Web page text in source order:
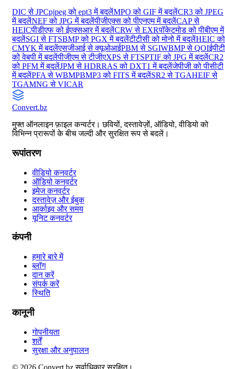
DIC से JPCpjpeg को ept3 में बदलेंMPO को GIF में बदलेंCR3 को JPEG
में बदलेंNEF को JPG में बदलेंपीजीएक्स को पीएनएम में बदलेंCAP से
HEICपीडीएफ को ईएक्सआर में बदलेंCRW से EXRपॉकेटमोड को पीबीएम में
बदलेंSGI से FTSBMP को PGX में बदलेंटीटीसी को मोनो में बदलेंHEIC को
CMYK में बदलेंएसजीआई से क्यूओआईPBM से SGIWBMP से QOI
को वेबपी में बदलेंपीजीएम से टीजीएXPS से FTSPTIF को JPG में बदलेंCR2
को PFM में बदलेंJPM से HDRRAS को DXT1 में बदलेंजेपीजी को पीसीटी
में बदलेंPFA से WBMPBMP3 को FITS में बदलेंSR2 से TGAHEIF से
TGAMNG से VICAR
Convert.bz
मुफ्त ऑनलाइन फ़ाइल कन्वर्टर। छवियों, दस्तावेज़ों, ऑडियो, वीडियो को
विभिन्न प्रारूपों के बीच जल्दी और सुरक्षित रूप से बदलें।
रूपांतरण
वीडियो कनवर्टर
ऑडियो कनवर्टर
इमेज कनवर्टर
दस्तावेज़ और ईबुक
आर्काइव और समय
यूनिट कनवर्टर
कंपनी
हमारे बारे में
ब्लॉग
दान करें
संपर्क करें
स्थिति
कानूनी
गोपनीयता
शर्तें
सुरक्षा और अनुपालन
© 2026 Convert.bzसर्वाधिकार सुरक्षित।